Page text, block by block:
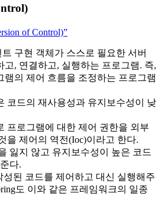
of Control)”
구현 객체가 스스로 필요한 서버
고, 연결하고, 실행하는 프로그램. 즉,
램의 제어 흐름을 조정하는 프로그램
코드의 재사용성과 유지보수성이 낮
프로그램에 대한 제어 권한을 외부
을 제어의 역전(Ioc)이라고 한다.
잃지 않고 유지보수성이 높은 코드
다.
성된 코드를 제어하고 대신 실행해주
도 이와 같은 프레임워크의 일종